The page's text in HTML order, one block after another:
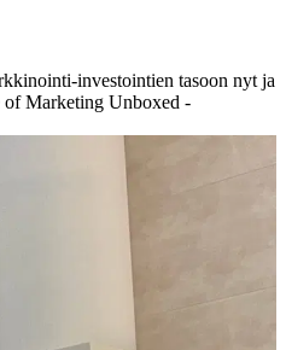
investointien tasoon nyt ja
of Marketing Unboxed -